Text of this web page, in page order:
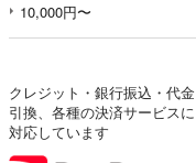
10,000円〜
クレジット・銀行振込・代金
引換、各種の決済サービスに
対応しています